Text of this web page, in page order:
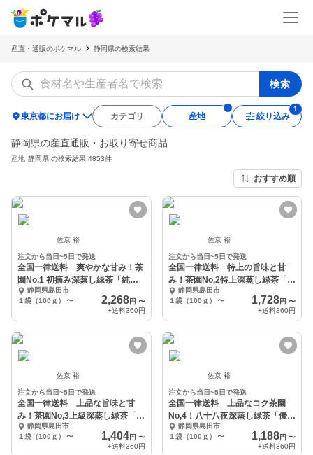
産直・通販のポケマル 静岡県の検索結果
検索
location_on東京都にお届け カテゴリ 産地 絞り込み
静岡県の産直通販・お取り寄せ商品
産地 静岡県 の検索結果:4853件
おすすめ順
佐京 裕
注文から当日~5日で発送
全国一律送料 爽やかな甘み！茶
園No,1 初摘み深蒸し緑茶「純怜
(すみれ)」
静岡県島田市
１袋（100ｇ）
〜 2,268円 〜
+送料360円
佐京 裕
注文から当日~5日で発送
全国一律送料 特上の旨味と甘
み！茶園No,2特上深蒸し緑茶「茶
楽 (さらく)」
静岡県島田市
１袋（100ｇ）
〜 1,728円 〜
+送料360円
佐京 裕
注文から当日~5日で発送
全国一律送料 上品な旨味と甘
み！茶園No,3上級深蒸し緑茶「夢
想 (むそう)」
静岡県島田市
１袋（100ｇ）
〜 1,404円 〜
+送料360円
佐京 裕
注文から当日~5日で発送
全国一律送料 上品なコク茶園
No,4！八十八夜深蒸し緑茶「優遊
(ゆうゆう)」
静岡県島田市
１袋（100ｇ）
〜 1,188円 〜
+送料360円